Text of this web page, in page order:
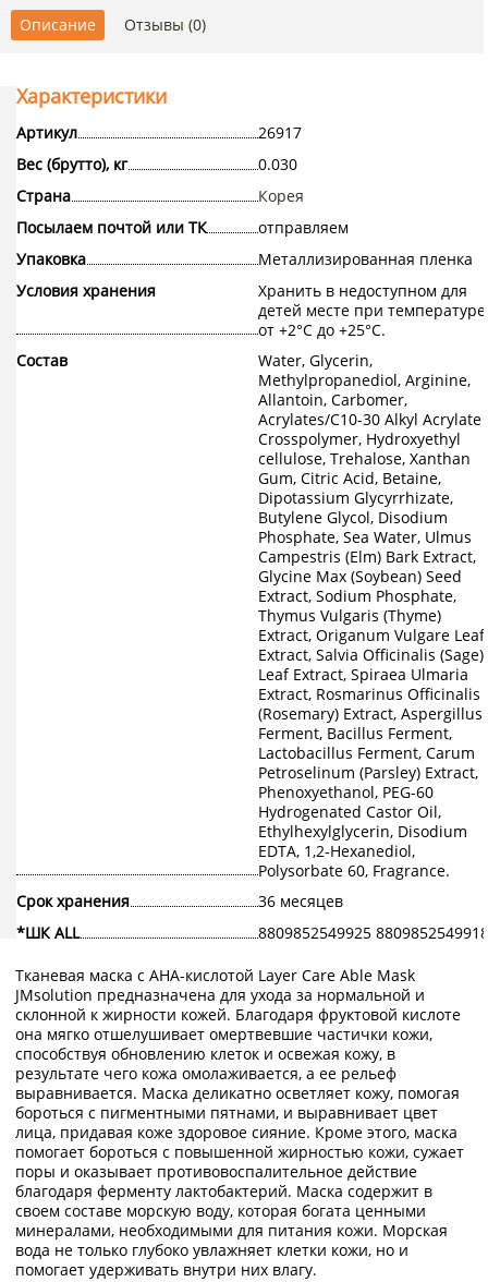
Описание Отзывы (0)
Характеристики
Артикул
26917
Вес (брутто), кг
0.030
Страна
Корея
Посылаем почтой или ТК
отправляем
Упаковка
Металлизированная пленка
Условия хранения
Хранить в недоступном для
детей месте при температуре
от +2°С до +25°С.
Состав
Water, Glycerin,
Methylpropanediol, Arginine,
Allantoin, Carbomer,
Acrylates/C10-30 Alkyl Acrylate
Crosspolymer, Hydroxyethyl
cellulose, Trehalose, Xanthan
Gum, Citric Acid, Betaine,
Dipotassium Glycyrrhizate,
Butylene Glycol, Disodium
Phosphate, Sea Water, Ulmus
Campestris (Elm) Bark Extract,
Glycine Max (Soybean) Seed
Extract, Sodium Phosphate,
Thymus Vulgaris (Thyme)
Extract, Origanum Vulgare Leaf
Extract, Salvia Officinalis (Sage)
Leaf Extract, Spiraea Ulmaria
Extract, Rosmarinus Officinalis
(Rosemary) Extract, Aspergillus
Ferment, Bacillus Ferment,
Lactobacillus Ferment, Carum
Petroselinum (Parsley) Extract,
Phenoxyethanol, PEG-60
Hydrogenated Castor Oil,
Ethylhexylglycerin, Disodium
EDTA, 1,2-Hexanediol,
Polysorbate 60, Fragrance.
Срок хранения
36 месяцев
*ШК ALL
8809852549925 8809852549918
Тканевая маска с АНА-кислотой Layer Care Able Mask
JMsolution предназначена для ухода за нормальной и
склонной к жирности кожей. Благодаря фруктовой кислоте
она мягко отшелушивает омертвевшие частички кожи,
способствуя обновлению клеток и освежая кожу, в
результате чего кожа омолаживается, а ее рельеф
выравнивается. Маска деликатно осветляет кожу, помогая
бороться с пигментными пятнами, и выравнивает цвет
лица, придавая коже здоровое сияние. Кроме этого, маска
помогает бороться с повышенной жирностью кожи, сужает
поры и оказывает противовоспалительное действие
благодаря ферменту лактобактерий. Маска содержит в
своем составе морскую воду, которая богата ценными
минералами, необходимыми для питания кожи. Морская
вода не только глубоко увлажняет клетки кожи, но и
помогает удерживать внутри них влагу.